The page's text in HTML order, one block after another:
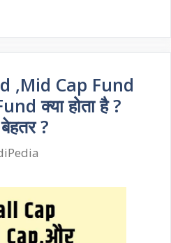
,Mid Cap Fund
क्या होता है ?
?